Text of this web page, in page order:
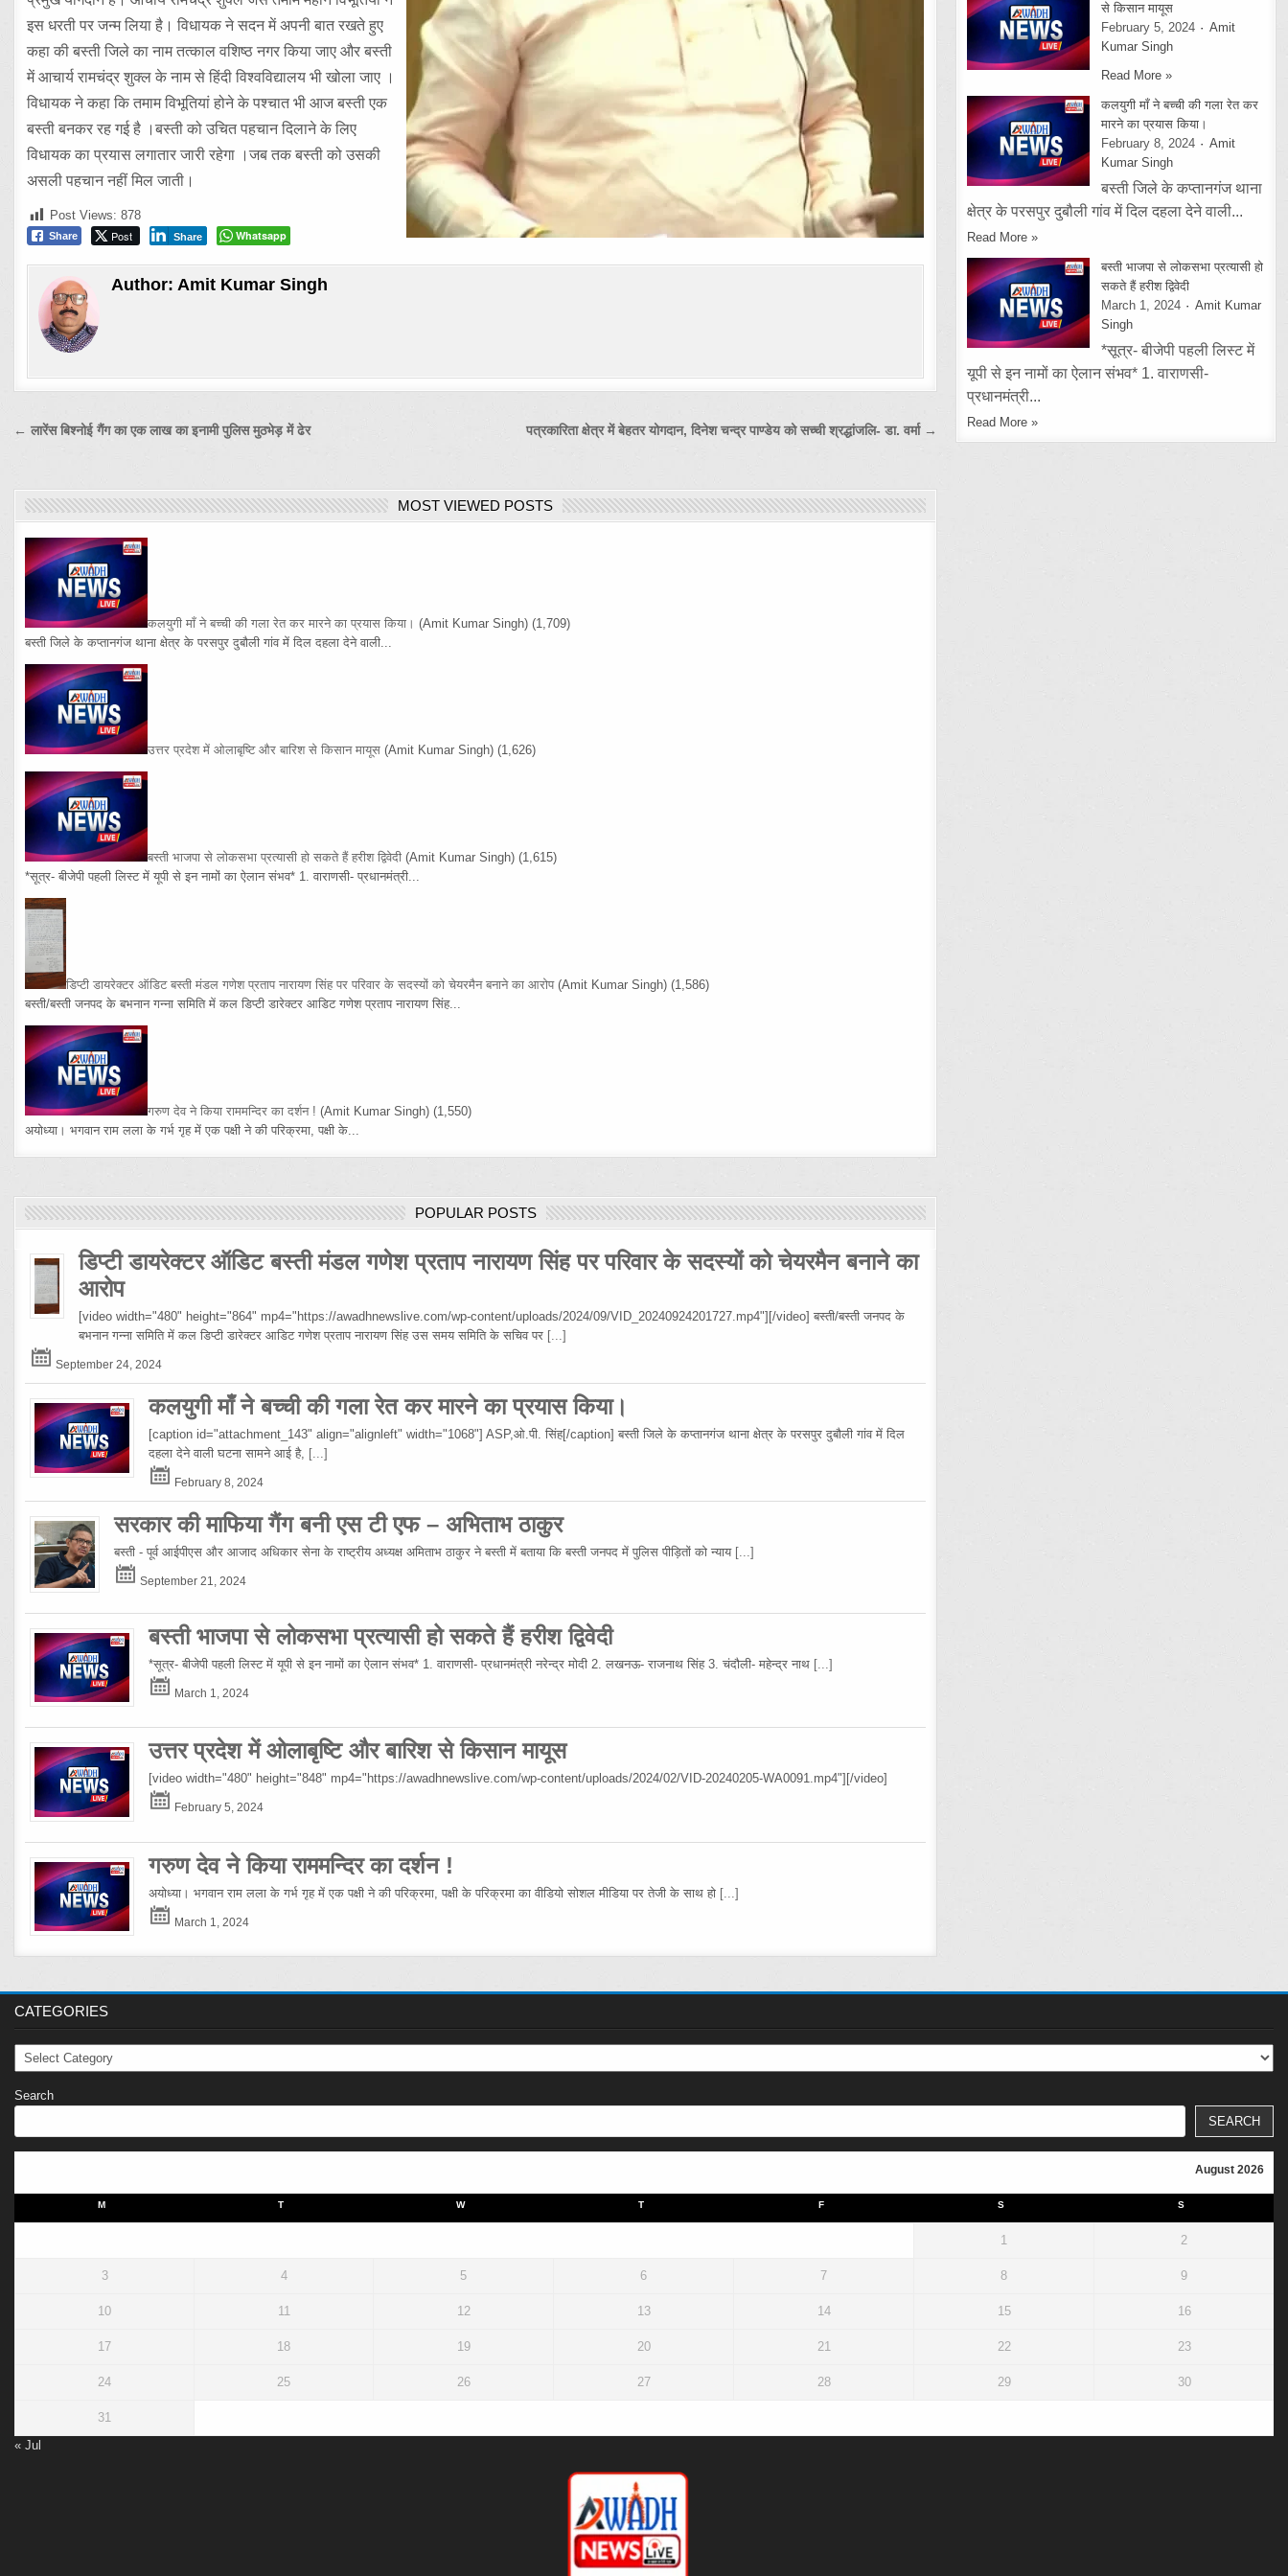
इस धरती पर जन्म लिया है। विधायक ने सदन में अपनी बात रखते हुए
कहा की बस्ती जिले का नाम तत्काल वशिष्ठ नगर किया जाए और बस्ती
में आचार्य रामचंद्र शुक्ल के नाम से हिंदी विश्वविद्यालय भी खोला जाए ।
विधायक ने कहा कि तमाम विभूतियां होने के पश्चात भी आज बस्ती एक
बस्ती बनकर रह गई है ।बस्ती को उचित पहचान दिलाने के लिए
विधायक का प्रयास लगातार जारी रहेगा ।जब तक बस्ती को उसकी
असली पहचान नहीं मिल जाती।
Post Views: 878
Share Post Share Whatsapp
Author:Amit Kumar Singh
Post
पत्रकारिता क्षेत्र में बेहतर योगदान, दिनेश चन्द्र पाण्डेय को सच्ची श्रद्धांजलि- डा. वर्मा →
← लारेंस बिश्नोई गैंग का एक लाख का इनामी पुलिस मुठभेड़ में ढेर
MOST VIEWED POSTS
कलयुगी माँ ने बच्ची की गला रेत कर मारने का प्रयास किया। (Amit Kumar Singh) (1,709)
बस्ती जिले के कप्तानगंज थाना क्षेत्र के परसपुर दुबौली गांव में दिल दहला देने वाली...
उत्तर प्रदेश में ओलाबृष्टि और बारिश से किसान मायूस (Amit Kumar Singh) (1,626)
बस्ती भाजपा से लोकसभा प्रत्यासी हो सकते हैं हरीश द्विवेदी (Amit Kumar Singh) (1,615)
*सूत्र- बीजेपी पहली लिस्ट में यूपी से इन नामों का ऐलान संभव* 1. वाराणसी- प्रधानमंत्री...
डिप्टी डायरेक्टर ऑडिट बस्ती मंडल गणेश प्रताप नारायण सिंह पर परिवार के सदस्यों को चेयरमैन बनाने का आरोप (Amit Kumar Singh) (1,586)
बस्ती/बस्ती जनपद के बभनान गन्ना समिति में कल डिप्टी डारेक्टर आडिट गणेश प्रताप नारायण सिंह...
गरुण देव ने किया राममन्दिर का दर्शन ! (Amit Kumar Singh) (1,550)
अयोध्या। भगवान राम लला के गर्भ गृह में एक पक्षी ने की परिक्रमा, पक्षी के...
POPULAR POSTS
डिप्टी डायरेक्टर ऑडिट बस्ती मंडल गणेश प्रताप नारायण सिंह पर परिवार के सदस्यों को चेयरमैन बनाने का
आरोप
[video width="480" height="864" mp4="https://awadhnewslive.com/wp-content/uploads/2024/09/VID_20240924201727.mp4"][/video] बस्ती/बस्ती जनपद के
बभनान गन्ना समिति में कल डिप्टी डारेक्टर आडिट गणेश प्रताप नारायण सिंह उस समय समिति के सचिव पर [...]
September 24, 2024
कलयुगी माँ ने बच्ची की गला रेत कर मारने का प्रयास किया।
[caption id="attachment_143" align="alignleft" width="1068"] ASP,ओ.पी. सिंह[/caption] बस्ती जिले के कप्तानगंज थाना क्षेत्र के परसपुर दुबौली गांव में दिल
दहला देने वाली घटना सामने आई है, [...]
February 8, 2024
सरकार की माफिया गैंग बनी एस टी एफ – अभिताभ ठाकुर
बस्ती - पूर्व आईपीएस और आजाद अधिकार सेना के राष्ट्रीय अध्यक्ष अमिताभ ठाकुर ने बस्ती में बताया कि बस्ती जनपद में पुलिस पीड़ितों को न्याय [...]
September 21, 2024
बस्ती भाजपा से लोकसभा प्रत्यासी हो सकते हैं हरीश द्विवेदी
*सूत्र- बीजेपी पहली लिस्ट में यूपी से इन नामों का ऐलान संभव* 1. वाराणसी- प्रधानमंत्री नरेन्द्र मोदी 2. लखनऊ- राजनाथ सिंह 3. चंदौली- महेन्द्र नाथ [...]
March 1, 2024
उत्तर प्रदेश में ओलाबृष्टि और बारिश से किसान मायूस
[video width="480" height="848" mp4="https://awadhnewslive.com/wp-content/uploads/2024/02/VID-20240205-WA0091.mp4"][/video]
February 5, 2024
गरुण देव ने किया राममन्दिर का दर्शन !
अयोध्या। भगवान राम लला के गर्भ गृह में एक पक्षी ने की परिक्रमा, पक्षी के परिक्रमा का वीडियो सोशल मीडिया पर तेजी के साथ हो [...]
March 1, 2024
से किसान मायूस
February 5, 2024
Amit
Kumar Singh
Read More »
कलयुगी माँ ने बच्ची की गला रेत कर
मारने का प्रयास किया।
February 8, 2024
Amit
Kumar Singh
बस्ती जिले के कप्तानगंज थाना
क्षेत्र के परसपुर दुबौली गांव में दिल दहला देने वाली...
Read More »
बस्ती भाजपा से लोकसभा प्रत्यासी हो
सकते हैं हरीश द्विवेदी
March 1, 2024
Amit Kumar
Singh
*सूत्र- बीजेपी पहली लिस्ट में
यूपी से इन नामों का ऐलान संभव* 1. वाराणसी-
प्रधानमंत्री...
Read More »
CATEGORIES
Categories
Search
SEARCH
August 2026
M T W T F S S
1 2
3 4 5 6 7 8 9
10 11 12 13 14 15 16
17 18 19 20 21 22 23
24 25 26 27 28 29 30
31
« Jul